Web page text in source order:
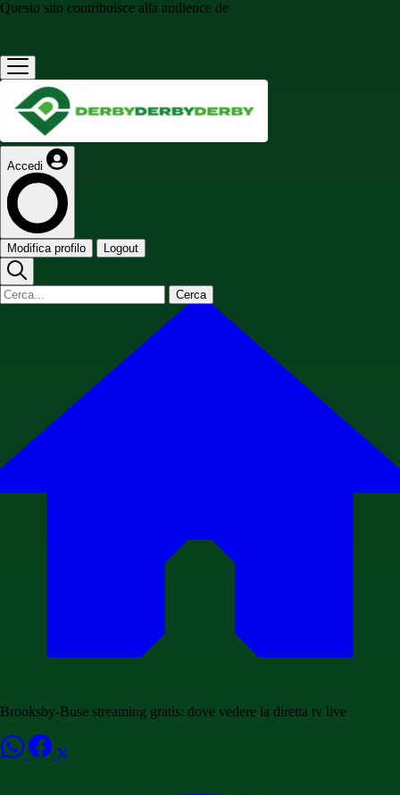
Questo sito contribuisce alla audience de
Accedi
Modifica profilo Logout
Cerca
Brooksby-Buse streaming gratis: dove vedere la diretta tv live